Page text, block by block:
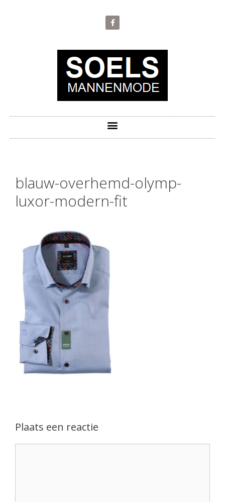
blauw-overhemd-olymp-
luxor-modern-fit
Plaats een reactie